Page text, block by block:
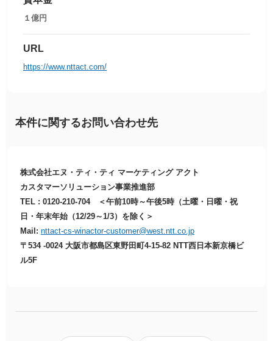
１億円
URL
https://www.nttact.com/
本件に関するお問い合わせ先
株式会社エヌ・ティ・ティ マーケティング アクト
カスタマーソリューション事業推進部
TEL : 0120-210-704 ＜午前10時～午後5時（土曜・日曜・祝
日・年末年始（12/29～1/3）を除く＞
Mail: nttact-cs-winactor-customer@west.ntt.co.jp
〒534 -0024 大阪市都島区東野田町4-15-82 NTT西日本新京橋ビ
ル5F